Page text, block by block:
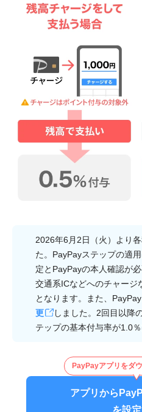
2026年6月2日（火）より
た。PayPayステップの適
定とPayPayの本人確認が
交通系ICなどへのチャージ
となります。また、
更
しました。2回目以降
テップの基本付与率が1.0％
PayPayアプリをダ
アプリから
を設